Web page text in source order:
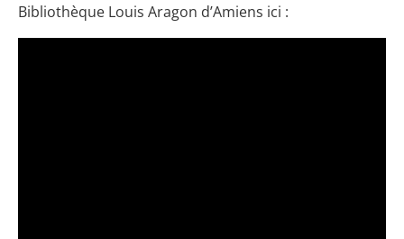
Bibliothèque Louis Aragon d’Amiens ici :